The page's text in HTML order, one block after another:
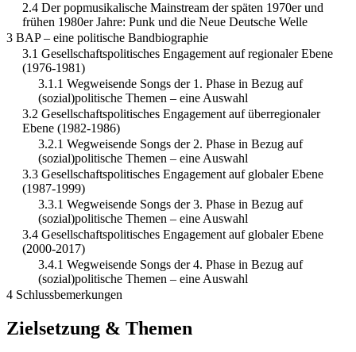
2.4 Der popmusikalische Mainstream der späten 1970er und
frühen 1980er Jahre: Punk und die Neue Deutsche Welle
3 BAP – eine politische Bandbiographie
3.1 Gesellschaftspolitisches Engagement auf regionaler Ebene
(1976-1981)
3.1.1 Wegweisende Songs der 1. Phase in Bezug auf
(sozial)politische Themen – eine Auswahl
3.2 Gesellschaftspolitisches Engagement auf überregionaler
Ebene (1982-1986)
3.2.1 Wegweisende Songs der 2. Phase in Bezug auf
(sozial)politische Themen – eine Auswahl
3.3 Gesellschaftspolitisches Engagement auf globaler Ebene
(1987-1999)
3.3.1 Wegweisende Songs der 3. Phase in Bezug auf
(sozial)politische Themen – eine Auswahl
3.4 Gesellschaftspolitisches Engagement auf globaler Ebene
(2000-2017)
3.4.1 Wegweisende Songs der 4. Phase in Bezug auf
(sozial)politische Themen – eine Auswahl
4 Schlussbemerkungen
Zielsetzung & Themen